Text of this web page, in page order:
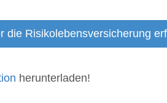
die Risikolebensversicherung
herunterladen!